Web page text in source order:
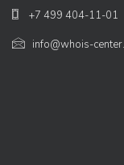
+7 499 404-11-01
info@whois-